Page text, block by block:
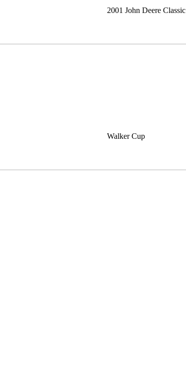
2001 John Deere Classic
Walker Cup